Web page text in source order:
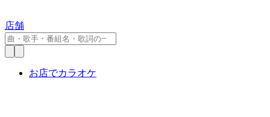
店舗
お店でカラオケ